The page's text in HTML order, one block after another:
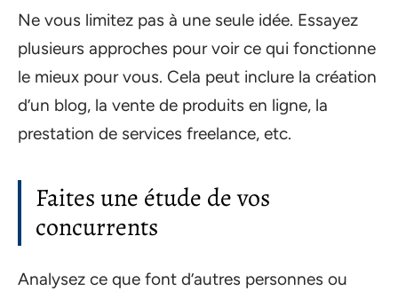
Ne vous limitez pas à une seule idée. Essayez
plusieurs approches pour voir ce qui fonctionne
le mieux pour vous. Cela peut inclure la création
d’un blog, la vente de produits en ligne, la
prestation de services freelance, etc.
Faites une étude de vos
concurrents
Analysez ce que font d’autres personnes ou